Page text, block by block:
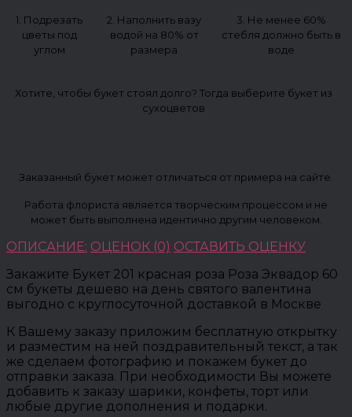
1. Подрезать
цветы под
углом
2. Наполнить вазу
водой на 80% от
размера
3. Не менее 60%
стебля должно быть в
воде
Хотите, чтобы букет стоял долго? Тогда выберите букет из
сухоцветов
Заказанный букет может отличаться от примера на сайте.
Работа флориста является творческим процессом и не
может быть выполнена идентично другим человеком.
ОПИСАНИЕ: ОЦЕНОК (0) ОСТАВИТЬ ОЦЕНКУ
Закажите Букет 201 красная роза Роза Эквадор 60
см букеты дешево на день святого валентина
выгодно с круглосуточной доставкой в Москве
К Вашему заказу приложим бесплатную открытку
и разместим на ней поздравительный текст, а так
же сделаем фотографию и покажем букет до
отправки заказа. При необходимости Вы можете
добавить к заказу шарики, конфеты, торт или
любые другие дополнения и подарки.